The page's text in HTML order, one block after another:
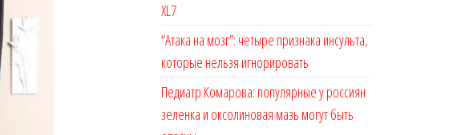
XL7
“Атака на мозг”: четыре признака инсульта,
которые нельзя игнорировать
Педиатр Комарова: популярные у россиян
зеленка и оксолиновая мазь могут быть